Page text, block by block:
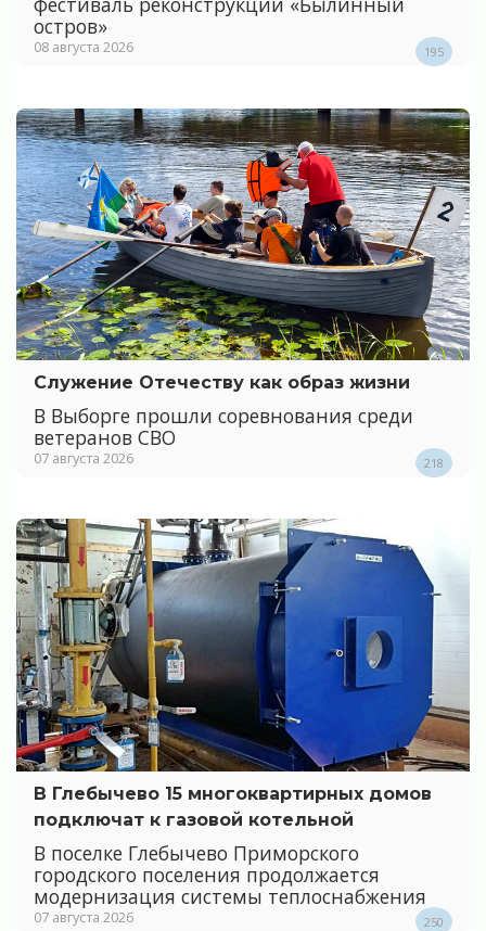
остров»
08 августа 2026 195
Служение Отечеству как образ жизни
В Выборге прошли соревнования среди
ветеранов СВО
07 августа 2026 218
В Глебычево 15 многоквартирных домов
подключат к газовой котельной
В поселке Глебычево Приморского
городского поселения продолжается
модернизация системы теплоснабжения
07 августа 2026 250